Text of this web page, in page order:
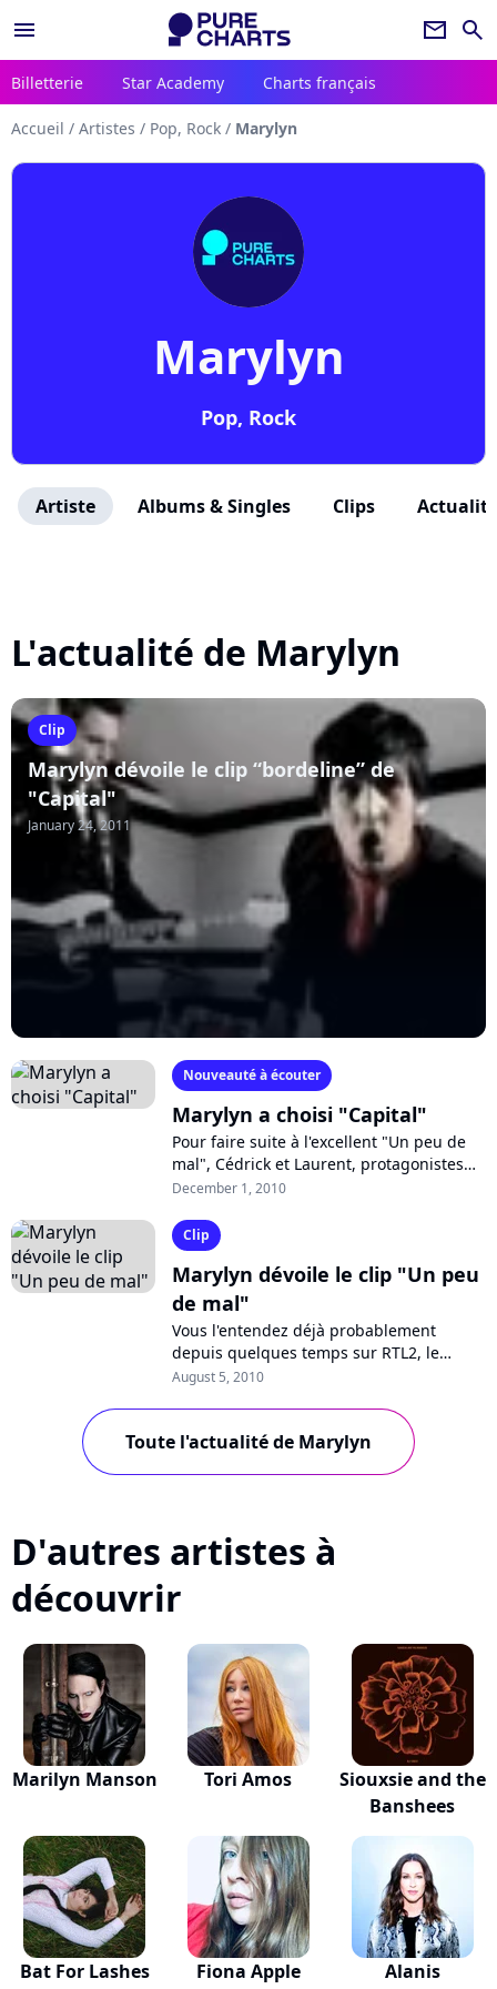
menu newsletter search
Billetterie Star Academy Charts français
Accueil / Artistes / Pop, Rock / Marylyn
Marylyn
Pop, Rock
Artiste Albums & Singles Clips
L'actualité de Marylyn
Clip
Marylyn dévoile le clip “bordeline” de
"Capital"
January 24, 2011
Nouveauté à écouter
Marylyn a choisi "Capital"
Pour faire suite à l'excellent "Un peu de
mal", Cédrick et Laurent, protagonistes
du duo Marylyn, ont choisi "Capital", en
December 1, 2010
Clip
Marylyn dévoile le clip "Un peu
de mal"
Vous l'entendez déjà probablement
depuis quelques temps sur RTL2, le
single du groupe de rock Marylyn, "Un
August 5, 2010
Toute l'actualité de Marylyn
D'autres artistes à
découvrir
Marilyn Manson Tori Amos
Siouxsie and the
Banshees
Bat For Lashes Fiona Apple
Alanis